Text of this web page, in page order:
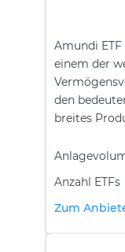
Amundi
einem der
den
breites
Anzahl ETFs
Zum